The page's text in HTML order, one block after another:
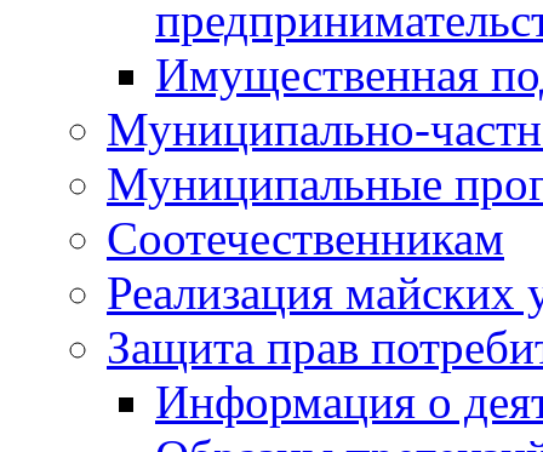
Имущественная
Муниципально-
Муниципальные
Соотечественникам
Реализация майских
Защита прав
Информация о